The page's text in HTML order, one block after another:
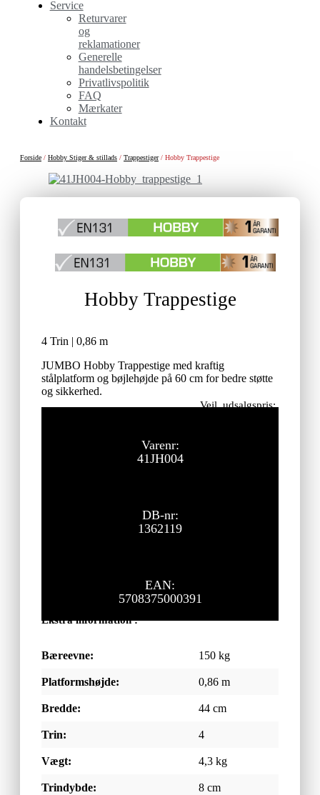
Service
Returvarer
og
reklamationer
Generelle
handelsbetingelser
Privatlivspolitik
FAQ
Mærkater
Kontakt
Forside / Hobby Stiger & stillads / Trappestiger/ Hobby Trappestige
Hobby Trappestige
4 Trin | 0,86 m
JUMBO Hobby Trappestige med kraftig
stålplatform og bøjlehøjde på 60 cm for bedre støtte
og sikkerhed.
Vejl. udsalgspris:
Varenr:
41JH004
DB-nr:
1362119
EAN:
5708375000391
Ekstra information :
Bæreevne: 150 kg
Platformshøjde: 0,86 m
Bredde: 44 cm
Trin: 4
Vægt: 4,3 kg
Trindybde: 8 cm